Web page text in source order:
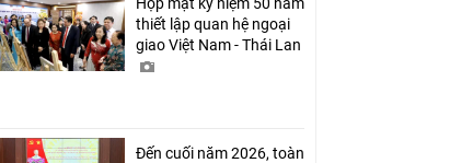
thiết lập quan hệ ngoại
giao Việt Nam - Thái Lan
Đến cuối năm 2026, toàn